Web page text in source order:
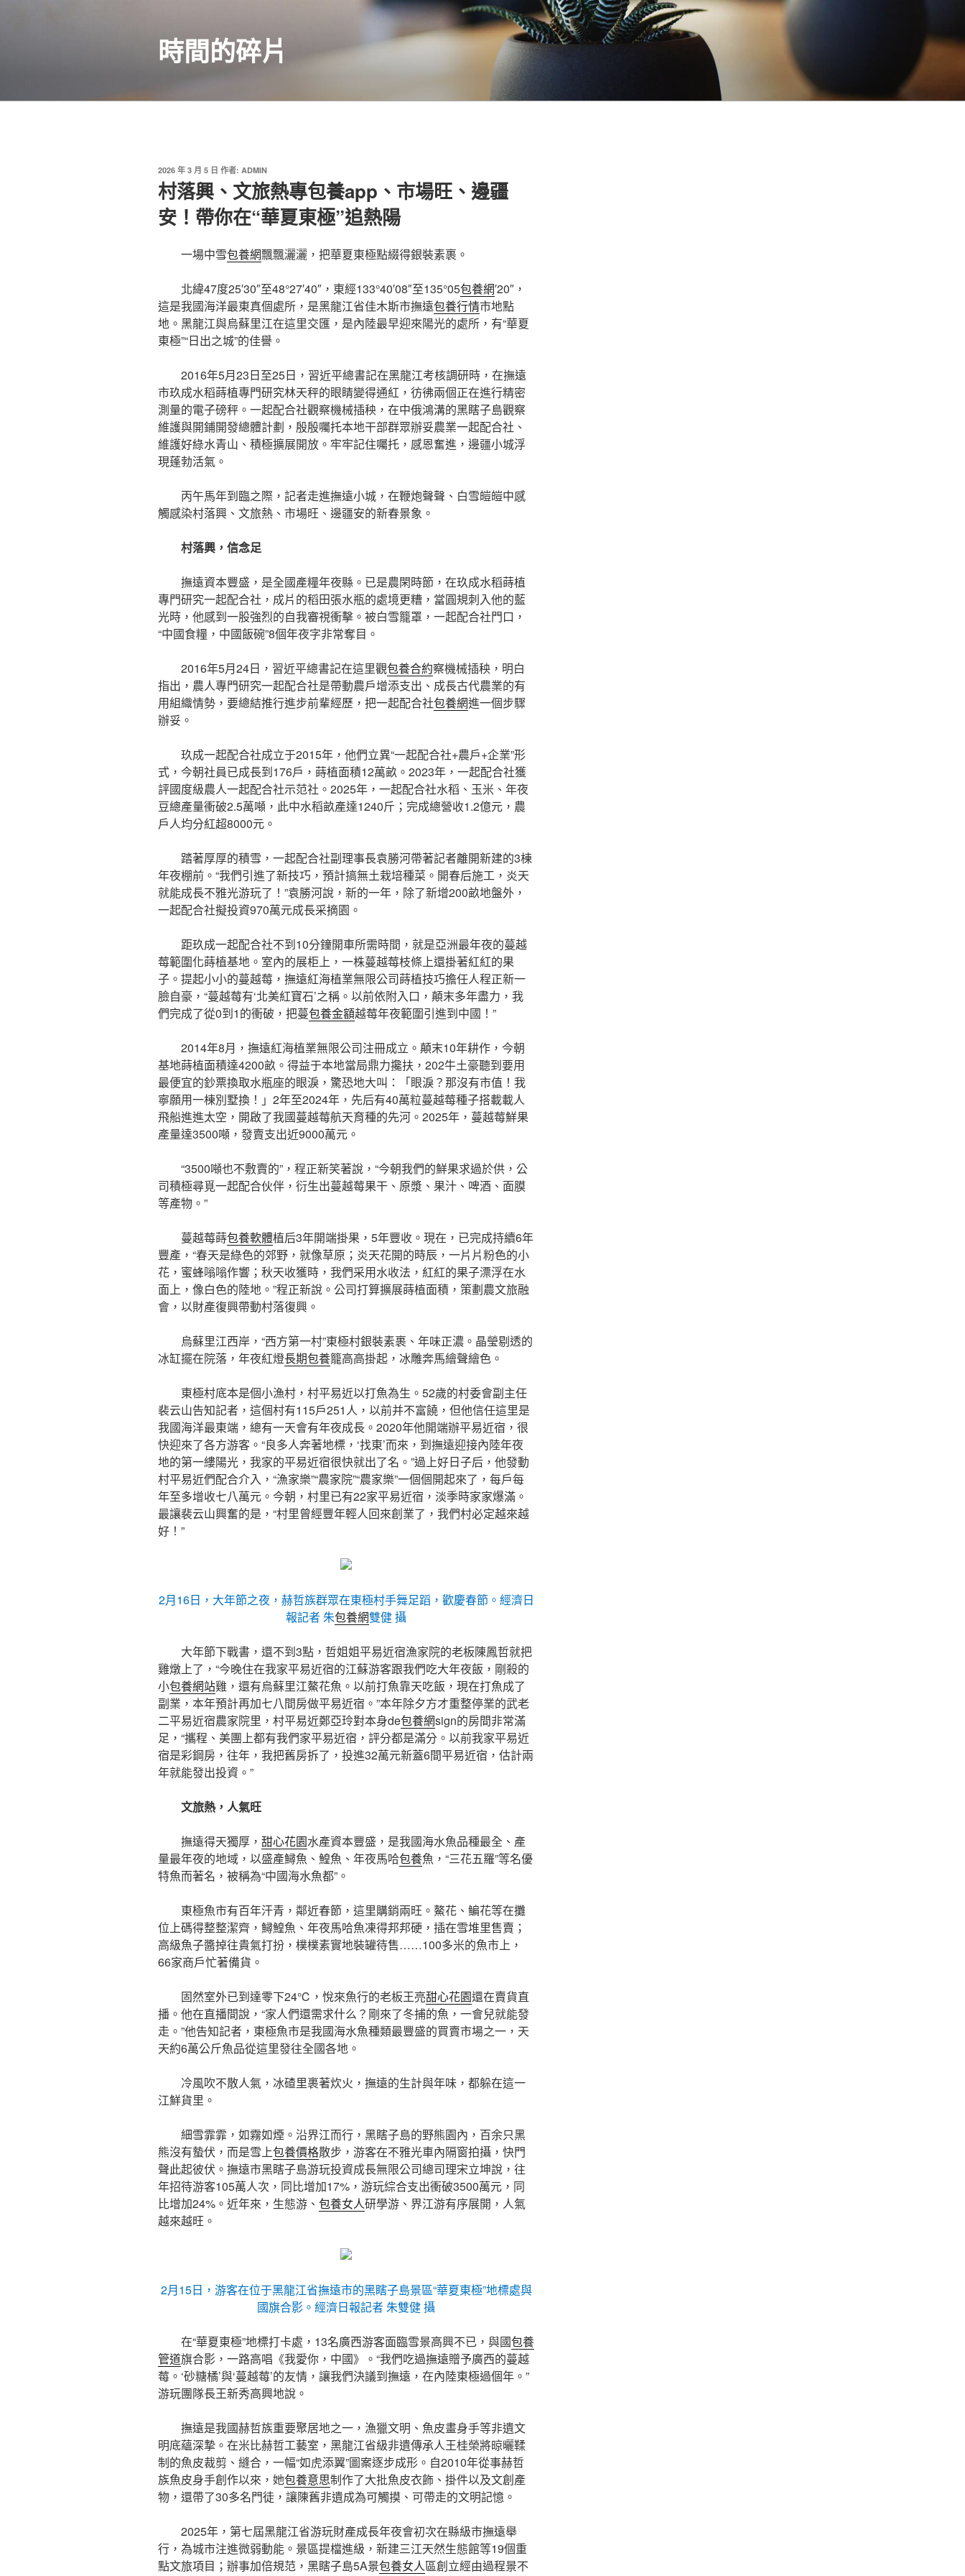
時間的碎片
發
佈
於
2026 年 3 月 5 日 作者: ADMIN
村落興、文旅熱專包養app、市場旺、邊疆
安！帶你在“華夏東極”追熱陽
一場中雪包養網飄飄灑灑，把華夏東極點綴得銀裝素裹。
北緯47度25′30″至48°27′40″，東經133°40′08″至135°05包養網′20″，
這是我國海洋最東真個處所，是黑龍江省佳木斯市撫遠包養行情市地點
地。黑龍江與烏蘇里江在這里交匯，是內陸最早迎來陽光的處所，有“華夏
東極”“日出之城”的佳譽。
2016年5月23日至25日，習近平總書記在黑龍江考核調研時，在撫遠
市玖成水稻蒔植專門研究林天秤的眼睛變得通紅，彷彿兩個正在進行精密
測量的電子磅秤。一起配合社觀察機械插秧，在中俄鴻溝的黑瞎子島觀察
維護與開鋪開發總體計劃，殷殷囑托本地干部群眾辦妥農業一起配合社、
維護好綠水青山、積極擴展開放。牢牢記住囑托，感恩奮進，邊疆小城浮
現蓬勃活氣。
丙午馬年到臨之際，記者走進撫遠小城，在鞭炮聲聲、白雪皚皚中感
觸感染村落興、文旅熱、市場旺、邊疆安的新春景象。
村落興，信念足
撫遠資本豐盛，是全國產糧年夜縣。已是農閑時節，在玖成水稻蒔植
專門研究一起配合社，成片的稻田張水瓶的處境更糟，當圓規刺入他的藍
光時，他感到一股強烈的自我審視衝擊。被白雪籠罩，一起配合社門口，
“中國食糧，中國飯碗”8個年夜字非常奪目。
2016年5月24日，習近平總書記在這里觀包養合約察機械插秧，明白
指出，農人專門研究一起配合社是帶動農戶增添支出、成長古代農業的有
用組織情勢，要總結推行進步前輩經歷，把一起配合社包養網進一個步驟
辦妥。
玖成一起配合社成立于2015年，他們立異“一起配合社+農戶+企業”形
式，今朝社員已成長到176戶，蒔植面積12萬畝。2023年，一起配合社獲
評國度級農人一起配合社示范社。2025年，一起配合社水稻、玉米、年夜
豆總產量衝破2.5萬噸，此中水稻畝產達1240斤；完成總營收1.2億元，農
戶人均分紅超8000元。
踏著厚厚的積雪，一起配合社副理事長袁勝河帶著記者離開新建的3棟
年夜棚前。“我們引進了新技巧，預計搞無土栽培種菜。開春后施工，炎天
就能成長不雅光游玩了！”袁勝河說，新的一年，除了新增200畝地盤外，
一起配合社擬投資970萬元成長采摘園。
距玖成一起配合社不到10分鐘開車所需時間，就是亞洲最年夜的蔓越
莓範圍化蒔植基地。室內的展柜上，一株蔓越莓枝條上還掛著紅紅的果
子。提起小小的蔓越莓，撫遠紅海植業無限公司蒔植技巧擔任人程正新一
臉自豪，“蔓越莓有‘北美紅寶石’之稱。以前依附入口，顛末多年盡力，我
們完成了從0到1的衝破，把蔓包養金額越莓年夜範圍引進到中國！”
2014年8月，撫遠紅海植業無限公司注冊成立。顛末10年耕作，今朝
基地蒔植面積達4200畝。得益于本地當局鼎力攙扶，202牛土豪聽到要用
最便宜的鈔票換取水瓶座的眼淚，驚恐地大叫：「眼淚？那沒有市值！我
寧願用一棟別墅換！」2年至2024年，先后有40萬粒蔓越莓種子搭載載人
飛船進進太空，開啟了我國蔓越莓航天育種的先河。2025年，蔓越莓鮮果
產量達3500噸，發賣支出近9000萬元。
“3500噸也不敷賣的”，程正新笑著說，“今朝我們的鮮果求過於供，公
司積極尋覓一起配合伙伴，衍生出蔓越莓果干、原漿、果汁、啤酒、面膜
等產物。”
蔓越莓蒔包養軟體植后3年開端掛果，5年豐收。現在，已完成持續6年
豐產，“春天是綠色的郊野，就像草原；炎天花開的時辰，一片片粉色的小
花，蜜蜂嗡嗡作響；秋天收獲時，我們采用水收法，紅紅的果子漂浮在水
面上，像白色的陸地。”程正新說。公司打算擴展蒔植面積，策劃農文旅融
會，以財產復興帶動村落復興。
烏蘇里江西岸，“西方第一村”東極村銀裝素裹、年味正濃。晶瑩剔透的
冰缸擺在院落，年夜紅燈長期包養籠高高掛起，冰雕奔馬繪聲繪色。
東極村底本是個小漁村，村平易近以打魚為生。52歲的村委會副主任
裴云山告知記者，這個村有115戶251人，以前并不富饒，但他信任這里是
我國海洋最東端，總有一天會有年夜成長。2020年他開端辦平易近宿，很
快迎來了各方游客。“良多人奔著地標，‘找東’而來，到撫遠迎接內陸年夜
地的第一縷陽光，我家的平易近宿很快就出了名。”過上好日子后，他發動
村平易近們配合介入，“漁家樂”“農家院”“農家樂”一個個開起來了，每戶每
年至多增收七八萬元。今朝，村里已有22家平易近宿，淡季時家家爆滿。
最讓裴云山興奮的是，“村里曾經豐年輕人回來創業了，我們村必定越來越
好！”
2月16日，大年節之夜，赫哲族群眾在東極村手舞足蹈，歡慶春節。經濟日
報記者 朱包養網雙健 攝
大年節下戰書，還不到3點，哲姐姐平易近宿漁家院的老板陳鳳哲就把
雞燉上了，“今晚住在我家平易近宿的江蘇游客跟我們吃大年夜飯，剛殺的
小包養網站雞，還有烏蘇里江鰲花魚。以前打魚靠天吃飯，現在打魚成了
副業，本年預計再加七八間房做平易近宿。”本年除夕方才重整停業的武老
二平易近宿農家院里，村平易近鄭亞玲對本身de包養網sign的房間非常滿
足，“攜程、美團上都有我們家平易近宿，評分都是滿分。以前我家平易近
宿是彩鋼房，往年，我把舊房拆了，投進32萬元新蓋6間平易近宿，估計兩
年就能發出投資。”
文旅熱，人氣旺
撫遠得天獨厚， 甜心花園水產資本豐盛，是我國海水魚品種最全、產
量最年夜的地域，以盛產鱘魚、鰉魚、年夜馬哈包養魚，“三花五羅”等名優
特魚而著名，被稱為“中國海水魚都”。
東極魚市有百年汗青，鄰近春節，這里購銷兩旺。鰲花、鳊花等在攤
位上碼得整整潔齊，鱘鰉魚、年夜馬哈魚凍得邦邦硬，插在雪堆里售賣；
高級魚子醬掉往貴氣打扮，樸樸素實地裝罐待售……100多米的魚市上，
66家商戶忙著備貨。
固然室外已到達零下24℃，悅來魚行的老板王亮甜心花園還在賣貨直
播。他在直播間說，“家人們還需求什么？剛來了冬捕的魚，一會兒就能發
走。”他告知記者，東極魚市是我國海水魚種類最豐盛的買賣市場之一，天
天約6萬公斤魚品從這里發往全國各地。
冷風吹不散人氣，冰碴里裹著炊火，撫遠的生計與年味，都躲在這一
江鮮貨里。
細雪霏霏，如霧如煙。沿界江而行，黑瞎子島的野熊園內，百余只黑
熊沒有蟄伏，而是雪上包養價格散步，游客在不雅光車內隔窗拍攝，快門
聲此起彼伏。撫遠市黑瞎子島游玩投資成長無限公司總司理宋立坤說，往
年招待游客105萬人次，同比增加17%，游玩綜合支出衝破3500萬元，同
比增加24%。近年來，生態游、 包養女人研學游、界江游有序展開，人氣
越來越旺。
2月15日，游客在位于黑龍江省撫遠市的黑瞎子島景區“華夏東極”地標處與
國旗合影。經濟日報記者 朱雙健 攝
在“華夏東極”地標打卡處，13名廣西游客面臨雪景高興不已，與國包養
管道旗合影，一路高唱《我愛你，中國》。“我們吃過撫遠贈予廣西的蔓越
莓。‘砂糖橘’與‘蔓越莓’的友情，讓我們決議到撫遠，在內陸東極過個年。”
游玩團隊長王新秀高興地說。
撫遠是我國赫哲族重要聚居地之一，漁獵文明、魚皮畫身手等非遺文
明底蘊深摯。在米比赫哲工藝室，黑龍江省級非遺傳承人王桂榮將晾曬鞣
制的魚皮裁剪、縫合，一幅“如虎添翼”圖案逐步成形。自2010年從事赫哲
族魚皮身手創作以來，她包養意思制作了大批魚皮衣飾、掛件以及文創產
物，還帶了30多名門徒，讓陳舊非遺成為可觸摸、可帶走的文明記憶。
2025年，第七屆黑龍江省游玩財產成長年夜會初次在縣級市撫遠舉
行，為城市注進微弱動能。景區提檔進級，新建三江天然生態館等19個重
點文旅項目；辦事加倍規范，黑瞎子島5A景包養女人區創立經由過程景不